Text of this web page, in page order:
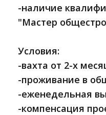
-наличие
"Мастер
Условия:
-вахта от 2-х
-проживание в
-еженедельная
-компенсация